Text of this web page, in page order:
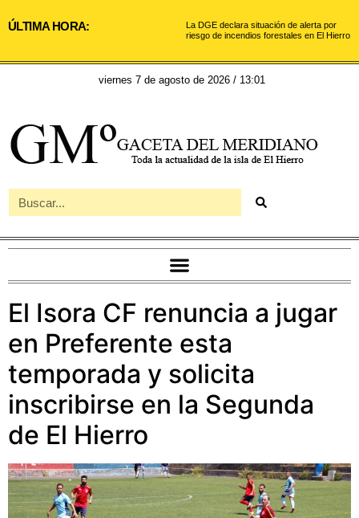
ÚLTIMA HORA:
La DGE declara situación de alerta por
riesgo de incendios forestales en El Hierro
viernes 7 de agosto de 2026 / 13:01
El Isora CF renuncia a jugar
en Preferente esta
temporada y solicita
inscribirse en la Segunda
de El Hierro